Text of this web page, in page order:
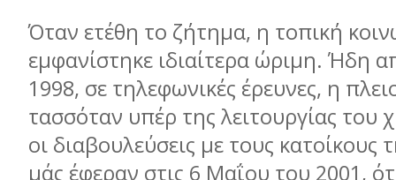
Όταν ετέθη το ζήτημα, η τοπική
εμφανίστηκε ιδιαίτερα ώριμη. Ήδη
1998, σε τηλεφωνικές έρευνες, η
τασσόταν υπέρ της λειτουργίας του
οι διαβουλεύσεις με τους κατοίκους
μάς έφεραν στις 6 Μαΐου του 2001,